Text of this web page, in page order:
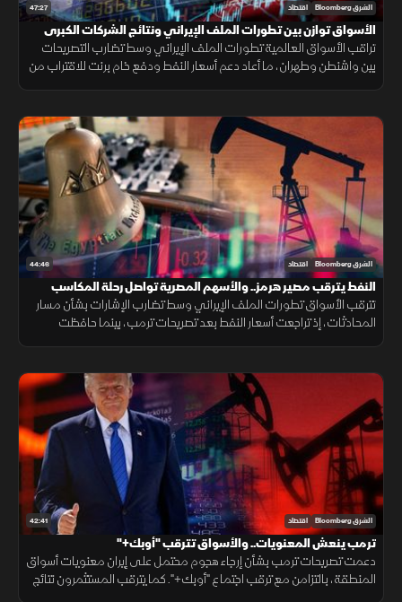
47:27 الشرق Bloomberg اقتصاد
الأسواق توازن بين تطورات الملف الإيراني ونتائج الشركات الكبرى
تراقب الأسواق العالمية تطورات الملف الإيراني وسط تضارب التصريحات
بين واشنطن وطهران، ما أعاد دعم أسعار النفط ودفع خام برنت للاقتراب من
44:46 الشرق Bloomberg اقتصاد
النفط يترقب مصير هرمز.. والأسهم المصرية تواصل رحلة المكاسب
تترقب الأسواق تطورات الملف الإيراني وسط تضارب الإشارات بشأن مسار
المحادثات، إذ تراجعت أسعار النفط بعد تصريحات ترمب، بينما حافظت
42:41 الشرق Bloomberg اقتصاد
ترمب ينعش المعنويات.. والأسواق تترقب "أوبك+"
دعمت تصريحات ترمب بشأن إرجاء هجوم محتمل على إيران معنويات أسواق
المنطقة، بالتزامن مع ترقب اجتماع "أوبك+". كما يترقب المستثمرون نتائج